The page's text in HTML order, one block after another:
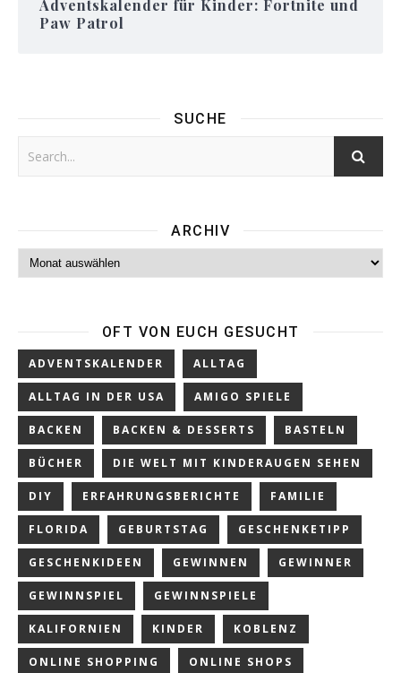
Adventskalender für Kinder: Fortnite und
Paw Patrol
SUCHE
ARCHIV
Archiv
OFT VON EUCH GESUCHT
ADVENTSKALENDER ALLTAG
ALLTAG IN DER USA AMIGO SPIELE
BACKEN BACKEN & DESSERTS BASTELN
BÜCHER DIE WELT MIT KINDERAUGEN SEHEN
DIY ERFAHRUNGSBERICHTE FAMILIE
FLORIDA GEBURTSTAG GESCHENKETIPP
GESCHENKIDEEN GEWINNEN GEWINNER
GEWINNSPIEL GEWINNSPIELE
KALIFORNIEN KINDER KOBLENZ
ONLINE SHOPPING ONLINE SHOPS